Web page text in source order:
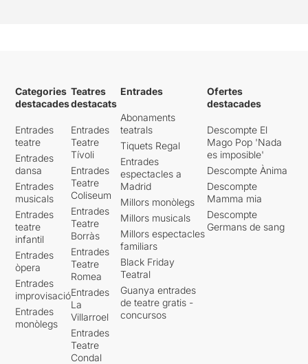
Categories
destacades
Entrades
teatre
Entrades
dansa
Entrades
musicals
Entrades
teatre
infantil
Entrades
òpera
Entrades
improvisació
Entrades
monòlegs
Teatres
destacats
Entrades
Teatre
Tívoli
Entrades
Teatre
Coliseum
Entrades
Teatre
Borràs
Entrades
Teatre
Romea
Entrades
La
Villarroel
Entrades
Teatre
Condal
Entrades
Abonaments
teatrals
Tiquets Regal
Entrades
espectacles a
Madrid
Millors monòlegs
Millors musicals
Millors espectacles
familiars
Black Friday
Teatral
Guanya entrades
de teatre gratis -
concursos
Ofertes
destacades
Descompte El
Mago Pop 'Nada
es imposible'
Descompte Ànima
Descompte
Mamma mia
Descompte
Germans de sang